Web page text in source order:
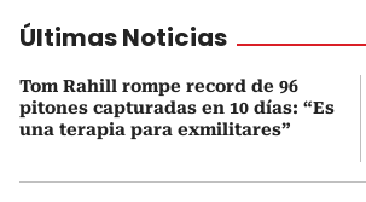
Últimas Noticias
Tom Rahill rompe record de 96
pitones capturadas en 10 días: “Es
una terapia para exmilitares”